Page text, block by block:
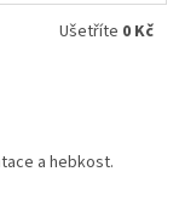
Ušetříte 0 Kč
a hebkost.